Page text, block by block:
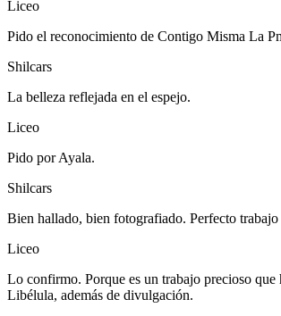
Liceo
Pido el reconocimiento de Contigo Misma La
Shilcars
La belleza reflejada en el espejo.
Liceo
Pido por Ayala.
Shilcars
Bien hallado, bien fotografiado. Perfecto trabajo
Liceo
Lo confirmo. Porque es un trabajo precioso que
Libélula, además de divulgación.